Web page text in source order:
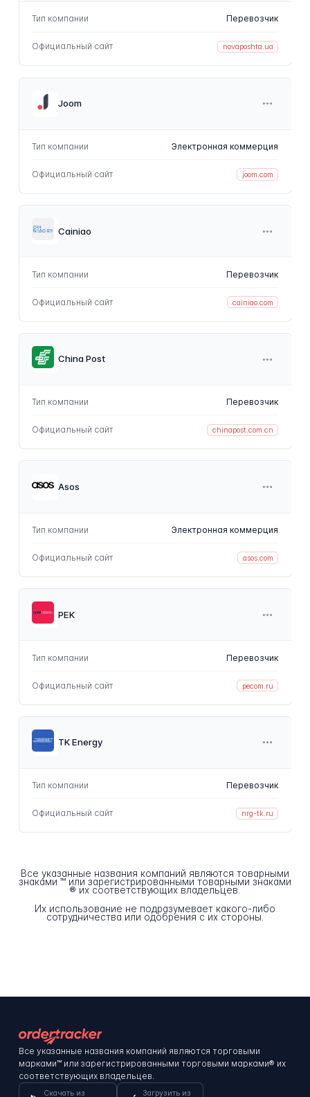
Тип компании Перевозчик
Официальный сайт novaposhta.ua
Joom
Тип компании Электронная коммерция
Официальный сайт joom.com
Cainiao
Тип компании Перевозчик
Официальный сайт cainiao.com
China Post
Тип компании Перевозчик
Официальный сайт chinapost.com.cn
Asos
Тип компании Электронная коммерция
Официальный сайт asos.com
PEK
Тип компании Перевозчик
Официальный сайт pecom.ru
TK Energy
Тип компании Перевозчик
Официальный сайт nrg-tk.ru
Все указанные названия компаний являются товарными
знаками ™ или зарегистрированными товарными знаками
® их соответствующих владельцев.
Их использование не подразумевает какого-либо
сотрудничества или одобрения с их стороны.
Все указанные названия компаний являются торговыми
марками™ или зарегистрированными торговыми марками® их
соответствующих владельцев.
Скачать из Загрузить из